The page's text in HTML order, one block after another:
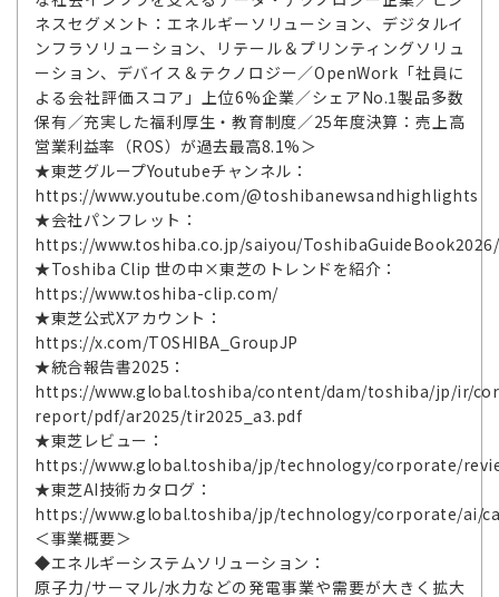
ネスセグメント：エネルギーソリューション、デジタルイ
ンフラソリューション、リテール＆プリンティングソリュ
ーション、デバイス＆テクノロジー／OpenWork「社員に
よる会社評価スコア」上位6%企業／シェアNo.1製品多数
保有／充実した福利厚生・教育制度／25年度決算：売上高
営業利益率（ROS）が過去最高8.1%＞
★東芝グループYoutubeチャンネル：
https://www.youtube.com/@toshibanewsandhighlights
★会社パンフレット：
https://www.toshiba.co.jp/saiyou/
★Toshiba Clip 世の中×東芝のトレンドを紹介：
https://www.toshiba-clip.com/
★東芝公式Xアカウント：
https://x.com/TOSHIBA_GroupJP
★統合報告書2025：
https://www.global.toshiba/content/dam/toshiba/jp/ir/
report/pdf/ar2025/tir2025_a3.pdf
★東芝レビュー：
https://www.global.toshiba/jp/technology/corporate/
★東芝AI技術カタログ：
https://www.global.toshiba/jp/technology/corporate/ai/
＜事業概要＞
◆エネルギーシステムソリューション：
原子力/サーマル/水力などの発電事業や需要が大きく拡大